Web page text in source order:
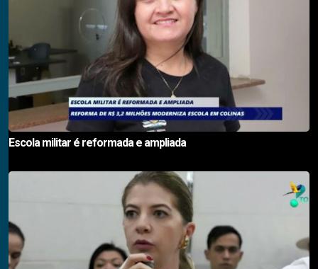
Escola militar é reformada e ampliada